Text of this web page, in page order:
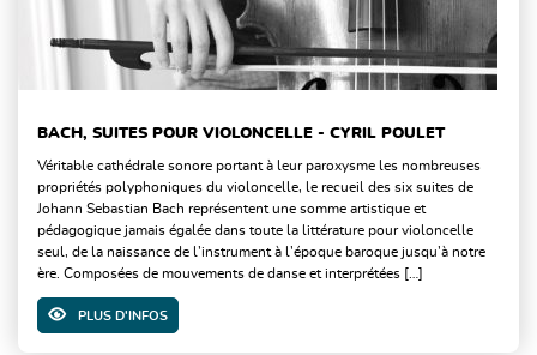
BACH, SUITES POUR VIOLONCELLE - CYRIL POULET
Véritable cathédrale sonore portant à leur paroxysme les nombreuses
propriétés polyphoniques du violoncelle, le recueil des six suites de
Johann Sebastian Bach représentent une somme artistique et
pédagogique jamais égalée dans toute la littérature pour violoncelle
seul, de la naissance de l’instrument à l’époque baroque jusqu’à notre
ère. Composées de mouvements de danse et interprétées […]
PLUS D'INFOS